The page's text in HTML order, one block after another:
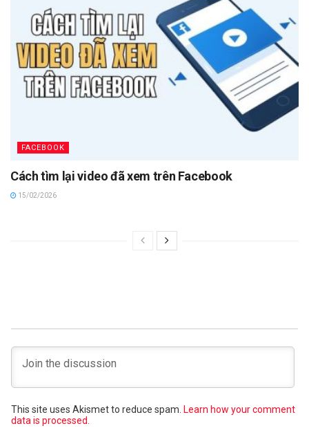
FACEBOOK
Cách tìm lại video đã xem trên Facebook
15/02/2026
This site uses Akismet to reduce spam. Learn how your comment
data is processed.